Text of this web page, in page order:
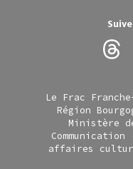
Le Frac
Région
Ministère
affaires